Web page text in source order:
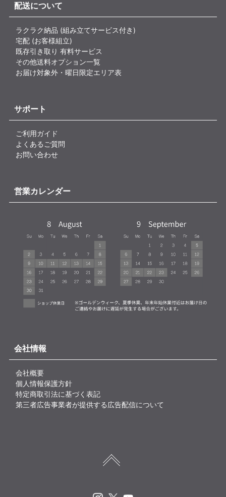
配送について
ラクラク納品 (組み立てサービス付き)
宅配 (お客様組立)
既存引き取り 有料サービス
その他送料オプション一覧
お届け対象外・曜日限定エリア表
サポート
ご利用ガイド
よくあるご質問
お問い合わせ
営業カレンダー
会社情報
会社概要
個人情報保護方針
特定商取引法に基づく表記
第三者広告事業者が提供する広告配信について